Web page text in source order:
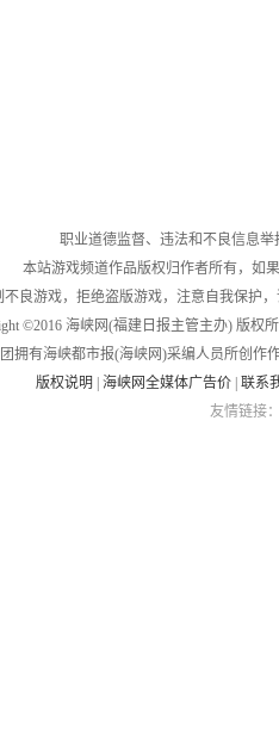
职业道德监督、违法和不良信息举
本站游戏频道作品版权归作者所有，如
不良游戏，拒绝盗版游戏，注意自我保护
©2016 海峡网(福建日报主管主办) 版权
拥有海峡都市报(海峡网)采编人员所创作
版权说明
|海峡网全媒体广告价 |联系
友情链接